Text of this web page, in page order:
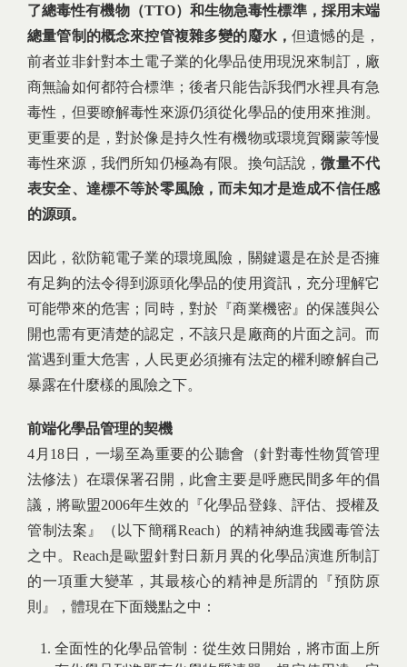
了總毒性有機物（TTO）和生物急毒性標準，採用末端
總量管制的概念來控管複雜多變的廢水，但遺憾的是，
前者並非針對本土電子業的化學品使用現況來制訂，廠
商無論如何都符合標準；後者只能告訴我們水裡具有急
毒性，但要瞭解毒性來源仍須從化學品的使用來推測。
更重要的是，對於像是持久性有機物或環境賀爾蒙等慢
毒性來源，我們所知仍極為有限。換句話說，微量不代
表安全、達標不等於零風險，而未知才是造成不信任感
的源頭。
因此，欲防範電子業的環境風險，關鍵還是在於是否擁
有足夠的法令得到源頭化學品的使用資訊，充分理解它
可能帶來的危害；同時，對於『商業機密』的保護與公
開也需有更清楚的認定，不該只是廠商的片面之詞。而
當遇到重大危害，人民更必須擁有法定的權利瞭解自己
暴露在什麼樣的風險之下。
前端化學品管理的契機
4月18日，一場至為重要的公聽會（針對毒性物質管理
法修法）在環保署召開，此會主要是呼應民間多年的倡
議，將歐盟2006年生效的『化學品登錄、評估、授權及
管制法案』（以下簡稱Reach）的精神納進我國毒管法
之中。Reach是歐盟針對日新月異的化學品演進所制訂
的一項重大變革，其最核心的精神是所謂的『預防原
則』，體現在下面幾點之中：
全面性的化學品管制：從生效日開始，將市面上所